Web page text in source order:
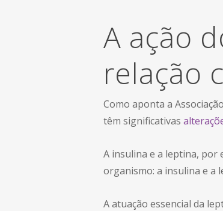
A ação
relação
Como aponta a
têm significativas
A insulina e a leptina, por
organismo: a insulina e a
A atuação essencial da